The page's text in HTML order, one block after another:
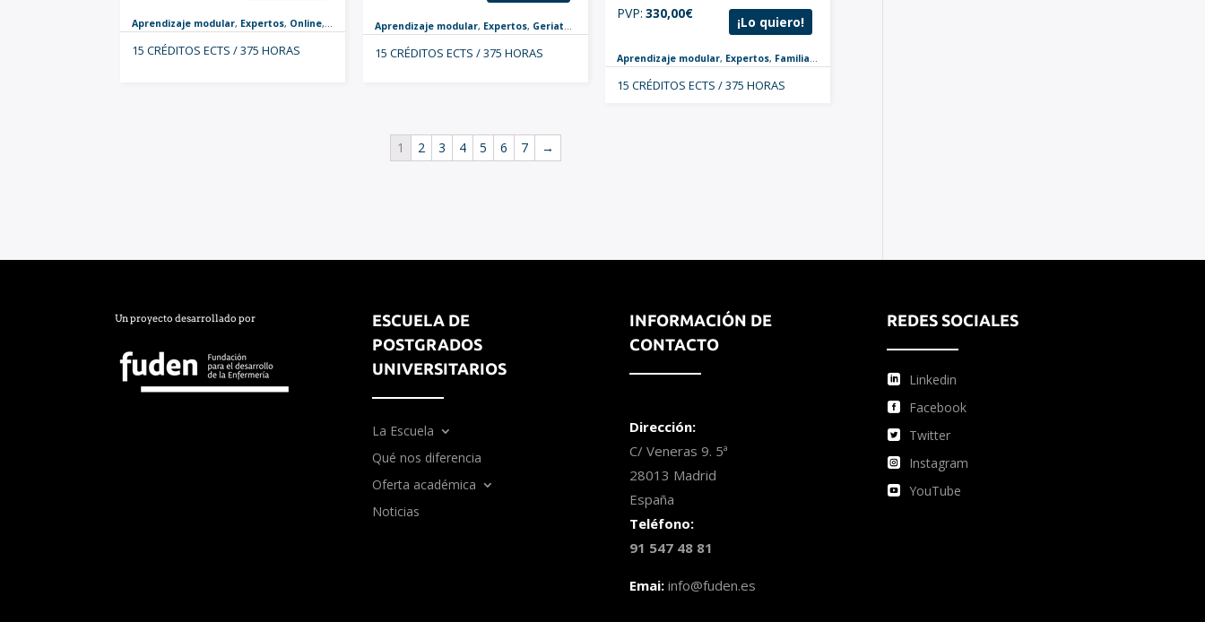
Aprendizaje modular, Expertos, Online, Nuevo Obstétrico-ginecológica,Especialistas,Postgrados
15 CRÉDITOS ECTS / 375 HORAS
Aprendizaje modular, Expertos, Geriatría Postgrados
15 CRÉDITOS ECTS / 375 HORAS
PVP: 330,00€
¡Lo quiero!
Aprendizaje modular, Expertos, Familiar y Comunitaria
15 CRÉDITOS ECTS / 375 HORAS
1 2 3 4 5 6 7 →
Un proyecto desarrollado por
ESCUELA DE
POSTGRADOS
UNIVERSITARIOS
La Escuela
Qué nos diferencia
Oferta académica
Noticias
INFORMACIÓN DE
CONTACTO
Dirección:
C/ Veneras 9. 5ª
28013 Madrid
España
Teléfono:
91 547 48 81
Emai: info@fuden.es
REDES SOCIALES
Linkedin
Facebook
Twitter
Instagram
YouTube